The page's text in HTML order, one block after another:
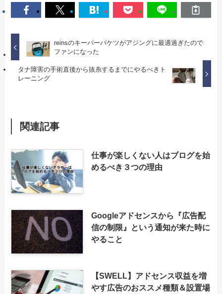
reinsのキーパーバケツがアジングに最適過ぎたので
ファンになった
タナ障害の手術直後から抜糸するまでにやるべきト
レーニング
関連記事
仕事が楽しくない人はブログを始
めるべき３つの理由
Googleアドセンスから『広告配
信の制限』という通知が来た時に
やること
【SWELL】アドセンス収益を増
やす広告のおススメ種類＆設置場